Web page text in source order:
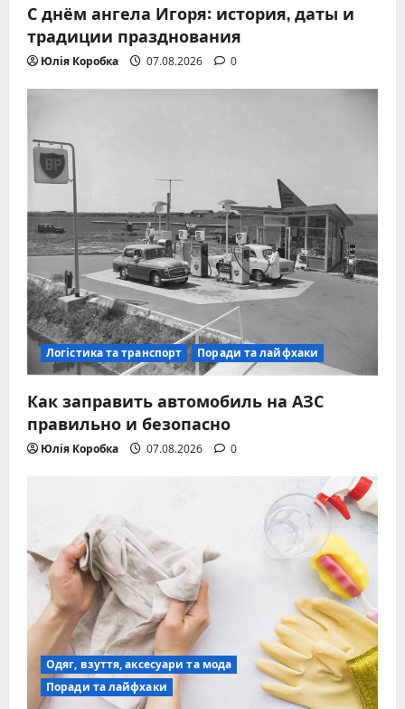
С днём ангела Игоря: история, даты и
традиции празднования
Юлія Коробка 07.08.2026 0
Логістика та транспорт Поради та лайфхаки
Как заправить автомобиль на АЗС
правильно и безопасно
Юлія Коробка 07.08.2026 0
Одяг, взуття, аксесуари та мода
Поради та лайфхаки